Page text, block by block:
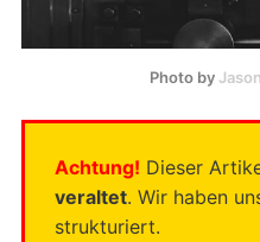
Photo by
Achtung! Dieser
veraltet. Wir haben
strukturiert.